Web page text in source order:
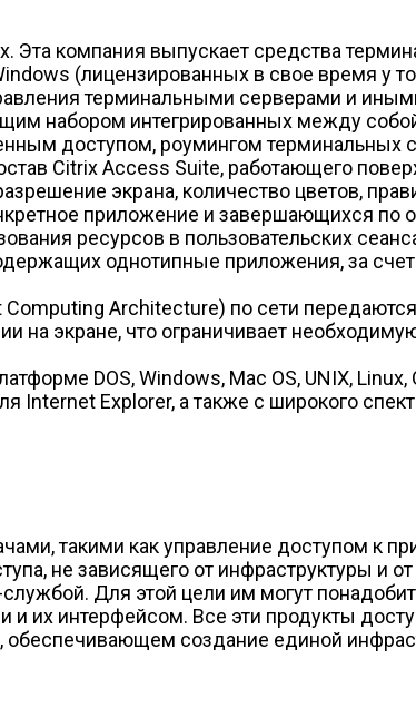
компания выпускает средства
(лицензированных в свое время у
терминальными серверами и
набором интегрированных между
доступом, роумингом терминальных
Citrix Access Suite, работающего
экрана, количество цветов,
приложение и завершающихся по
ресурсов в пользовательских
однотипные приложения, за счет
Architecture) по сети
на экране, что ограничивает
DOS, Windows, Mac OS, UNIX, Linux,
Internet Explorer, а также с широкого
такими как управление доступом к
не зависящего от инфраструктуры и от
Для этой цели им могут
и их интерфейсом. Все эти продукты
обеспечивающем создание единой